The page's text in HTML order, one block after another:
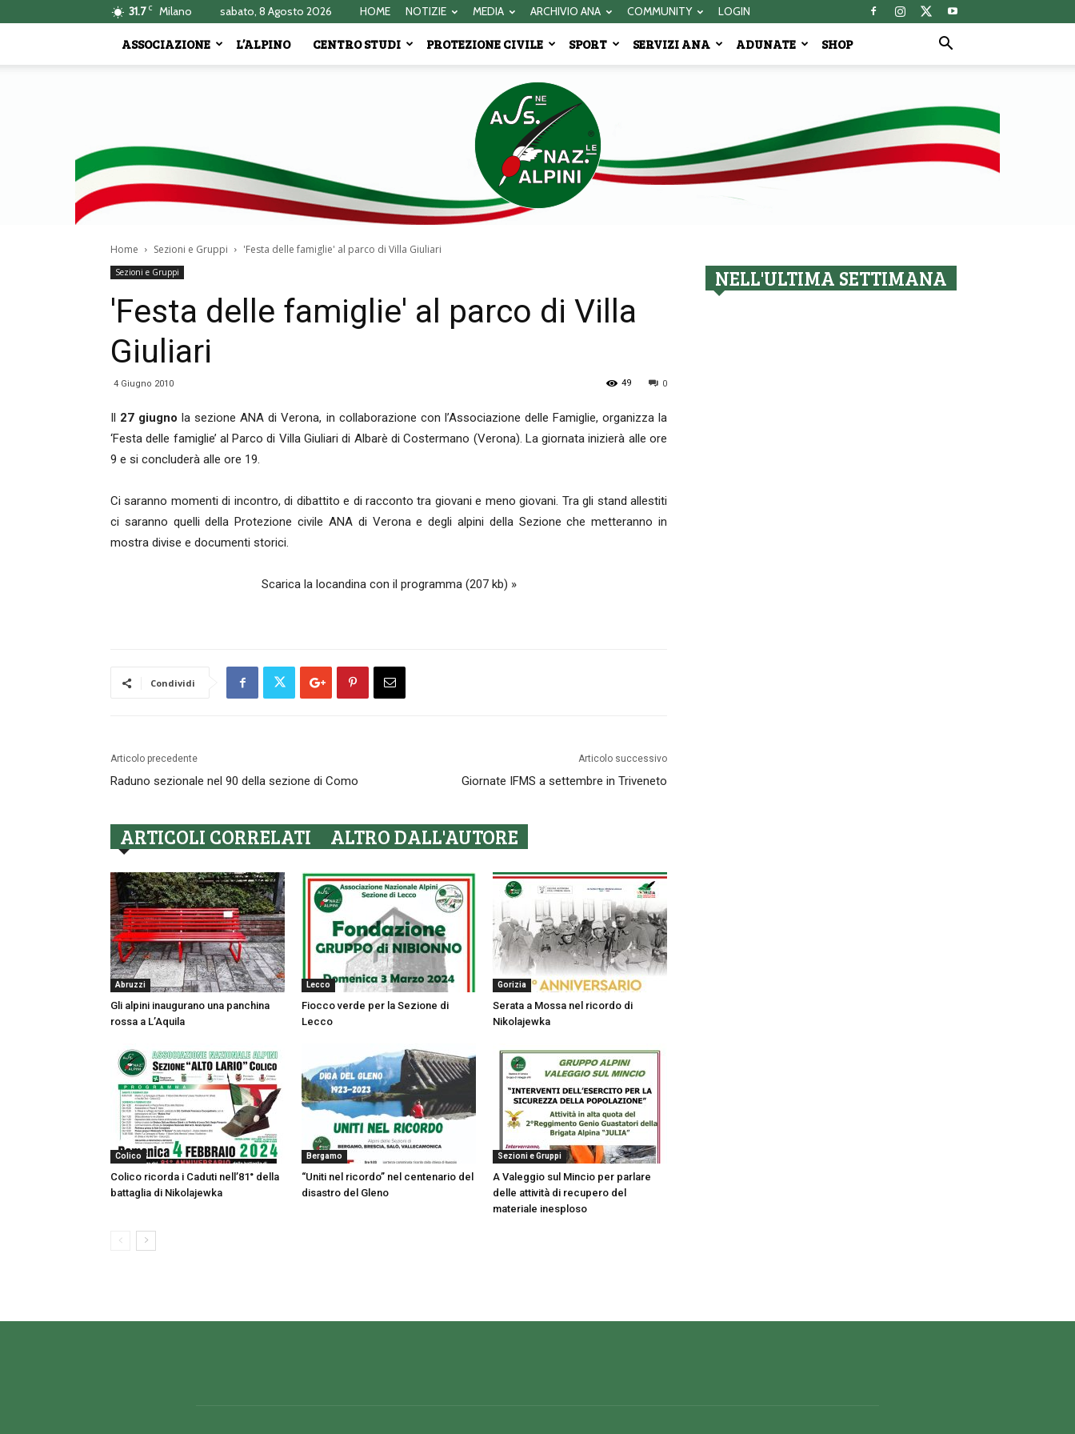
31.7 C Milano sabato, 8 Agosto 2026 HOME NOTIZIE MEDIA ARCHIVIO ANA COMMUNITY LOGIN
ASSOCIAZIONE L’ALPINO CENTRO STUDI PROTEZIONE CIVILE SPORT SERVIZI ANA ADUNATE SHOP
Nazionale
Home Sezioni e Gruppi 'Festa delle famiglie' al parco di Villa Giuliari
Sezioni e Gruppi
'Festa delle famiglie' al parco di Villa
Giuliari
4 Giugno 2010 0
49
Il 27 giugno la sezione ANA di Verona, in collaborazione con l’Associazione delle Famiglie, organizza la
‘Festa delle famiglie’ al Parco di Villa Giuliari di Albarè di Costermano (Verona). La giornata inizierà alle ore
9 e si concluderà alle ore 19.
Ci saranno momenti di incontro, di dibattito e di racconto tra giovani e meno giovani. Tra gli stand allestiti
ci saranno quelli della Protezione civile ANA di Verona e degli alpini della Sezione che metteranno in
mostra divise e documenti storici.
Scarica la locandina con il programma (207 kb) »
Condividi
Articolo precedente
Raduno sezionale nel 90 della sezione di Como
Articolo successivo
Giornate IFMS a settembre in Triveneto
ARTICOLI CORRELATI ALTRO DALL'AUTORE
Abruzzi
Gli alpini inaugurano una panchina
rossa a L’Aquila
Lecco
Fiocco verde per la Sezione di
Lecco
Gorizia
Serata a Mossa nel ricordo di
Nikolajewka
Colico
Colico ricorda i Caduti nell’81° della
battaglia di Nikolajewka
Bergamo
“Uniti nel ricordo” nel centenario del
disastro del Gleno
Sezioni e Gruppi
A Valeggio sul Mincio per parlare
delle attività di recupero del
materiale inesploso
NELL'ULTIMA SETTIMANA